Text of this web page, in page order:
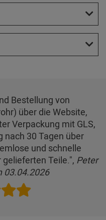
Bestellung von
über die Website,
Verpackung mit GLS,
nach 30 Tagen über
und schnelle
Teile.", Peter
03.04.2026